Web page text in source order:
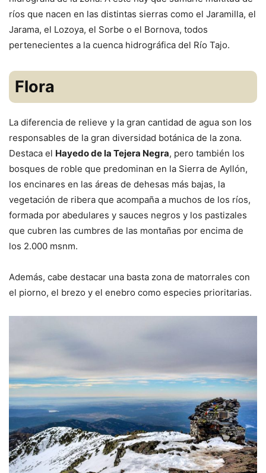
ríos que nacen en las distintas sierras como el Jaramilla, el
Jarama, el Lozoya, el Sorbe o el Bornova, todos
pertenecientes a la cuenca hidrográfica del Río Tajo.
Flora
La diferencia de relieve y la gran cantidad de agua son los
responsables de la gran diversidad botánica de la zona.
Destaca el Hayedo de la Tejera Negra, pero también los
bosques de roble que predominan en la Sierra de Ayllón,
los encinares en las áreas de dehesas más bajas, la
vegetación de ribera que acompaña a muchos de los ríos,
formada por abedulares y sauces negros y los pastizales
que cubren las cumbres de las montañas por encima de
los 2.000 msnm.
Además, cabe destacar una basta zona de matorrales con
el piorno, el brezo y el enebro como especies prioritarias.